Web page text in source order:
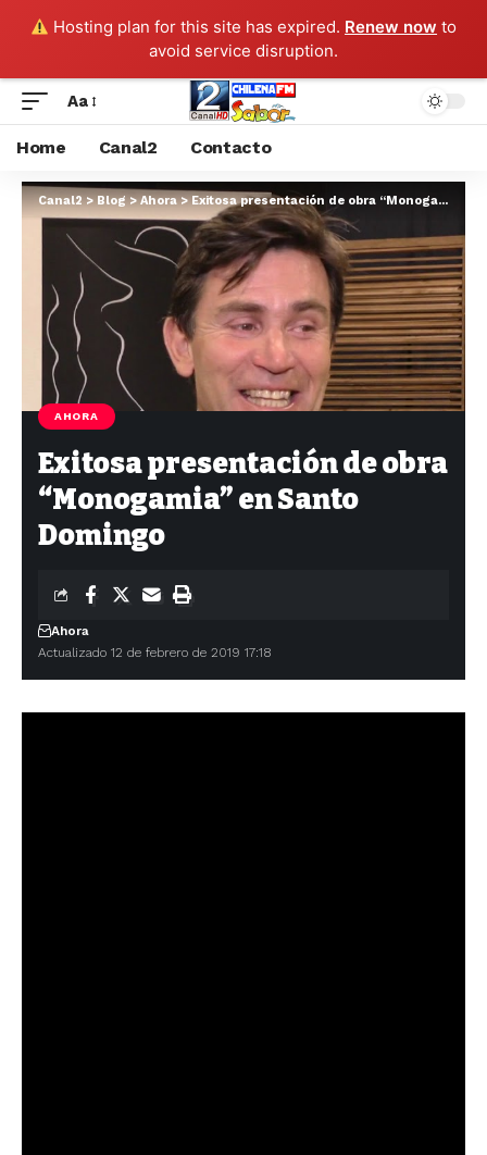
Hosting plan for this site has expired. Renew now to
avoid service disruption.
Aa
Home Canal2 Contacto
Canal2>Blog>Ahora>Exitosa presentación de obra “Monogamia” en Santo Domingo
AHORA
Exitosa presentación de obra
“Monogamia” en Santo
Domingo
Actualizado 12 de febrero de 2019 17:18
Ahora